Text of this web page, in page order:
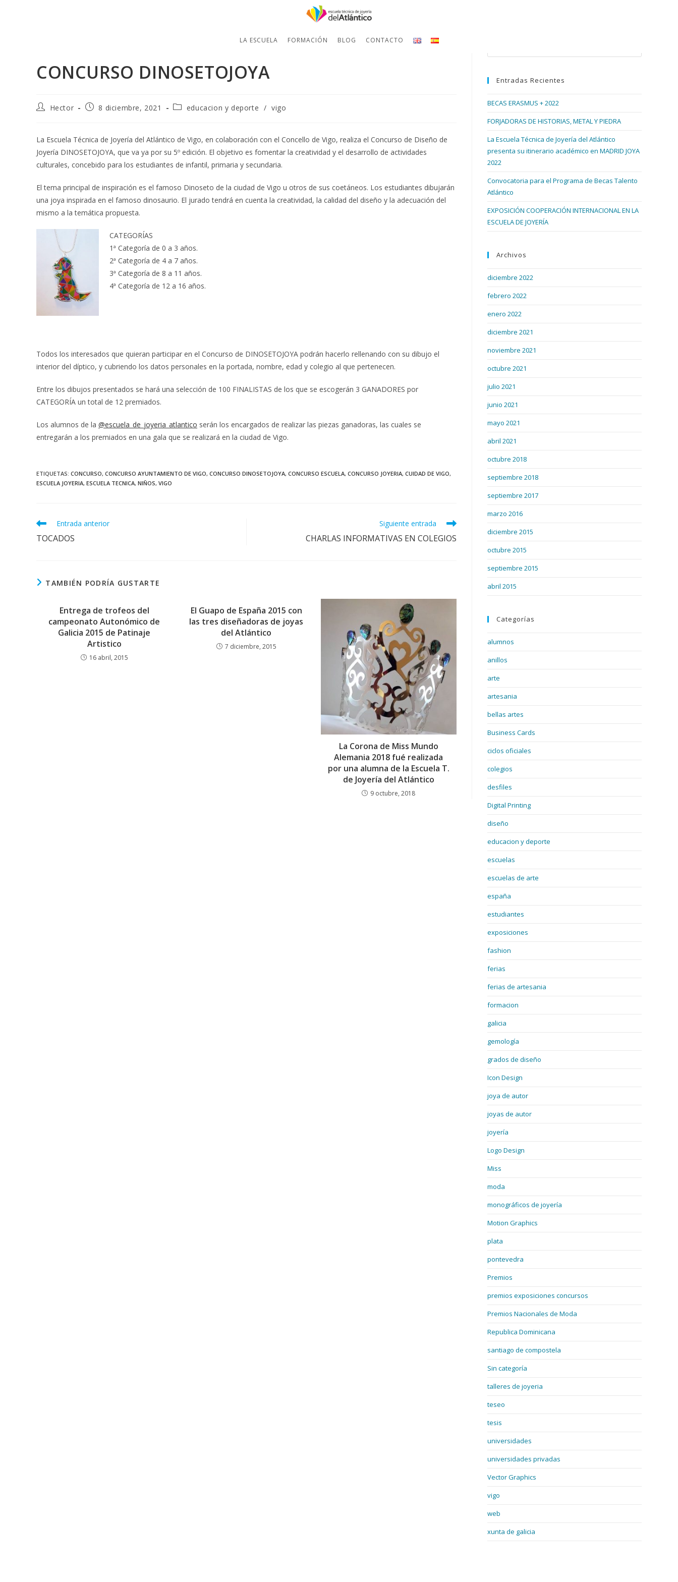
LA ESCUELA FORMACIÓN BLOG CONTACTO
CONCURSO DINOSETOJOYA
Autor
entrada:
Hector
Publicación
entrada:
8 diciembre, 2021
Categoría
entrada:
educacion y deporte / vigo
La Escuela Técnica de Joyería del Atlántico de Vigo, en colaboración con el Concello de Vigo, realiza el Concurso de Diseño de
Joyería DINOSETOJOYA, que va ya por su 5º edición. El objetivo es fomentar la creatividad y el desarrollo de actividades
culturales, concebido para los estudiantes de infantil, primaria y secundaria.
El tema principal de inspiración es el famoso Dinoseto de la ciudad de Vigo u otros de sus coetáneos. Los estudiantes dibujarán
una joya inspirada en el famoso dinosaurio. El jurado tendrá en cuenta la creatividad, la calidad del diseño y la adecuación del
mismo a la temática propuesta.
CATEGORÍAS
1ª Categoría de 0 a 3 años.
2ª Categoría de 4 a 7 años.
3ª Categoría de 8 a 11 años.
4ª Categoría de 12 a 16 años.
Todos los interesados que quieran participar en el Concurso de DINOSETOJOYA podrán hacerlo rellenando con su dibujo el
interior del díptico, y cubriendo los datos personales en la portada, nombre, edad y colegio al que pertenecen.
Entre los dibujos presentados se hará una selección de 100 FINALISTAS de los que se escogerán 3 GANADORES por
CATEGORÍA un total de 12 premiados.
Los alumnos de la @escuela_de_joyeria_atlantico serán los encargados de realizar las piezas ganadoras, las cuales se
entregarán a los premiados en una gala que se realizará en la ciudad de Vigo.
ETIQUETAS: CONCURSO, CONCURSO AYUNTAMIENTO DE VIGO, CONCURSO DINOSETOJOYA, CONCURSO ESCUELA, CONCURSO JOYERIA, CUIDAD DE VIGO,
ESCUELA JOYERIA, ESCUELA TECNICA, NIÑOS, VIGO
Leer
artículos
Entrada anterior
TOCADOS
Siguiente entrada
CHARLAS INFORMATIVAS EN COLEGIOS
TAMBIÉN PODRÍA GUSTARTE
Entrega de trofeos del
campeonato Autonómico de
Galicia 2015 de Patinaje
Artistico
16 abril, 2015
El Guapo de España 2015 con
las tres diseñadoras de joyas
del Atlántico
7 diciembre, 2015
La Corona de Miss Mundo
Alemania 2018 fué realizada
por una alumna de la Escuela T.
de Joyería del Atlántico
9 octubre, 2018
Escape
Entradas Recientes
BECAS ERASMUS + 2022
FORJADORAS DE HISTORIAS, METAL Y PIEDRA
La Escuela Técnica de Joyería del Atlántico
presenta su itinerario académico en MADRID JOYA
2022
Convocatoria para el Programa de Becas Talento
Atlántico
EXPOSICIÓN COOPERACIÓN INTERNACIONAL EN LA
ESCUELA DE JOYERÍA
Archivos
diciembre 2022
febrero 2022
enero 2022
diciembre 2021
noviembre 2021
octubre 2021
julio 2021
junio 2021
mayo 2021
abril 2021
octubre 2018
septiembre 2018
septiembre 2017
marzo 2016
diciembre 2015
octubre 2015
septiembre 2015
abril 2015
Categorías
alumnos
anillos
arte
artesania
bellas artes
Business Cards
ciclos oficiales
colegios
desfiles
Digital Printing
diseño
educacion y deporte
escuelas
escuelas de arte
españa
estudiantes
exposiciones
fashion
ferias
ferias de artesania
formacion
galicia
gemología
grados de diseño
Icon Design
joya de autor
joyas de autor
joyería
Logo Design
Miss
moda
monográficos de joyería
Motion Graphics
plata
pontevedra
Premios
premios exposiciones concursos
Premios Nacionales de Moda
Republica Dominicana
santiago de compostela
Sin categoría
talleres de joyeria
teseo
tesis
universidades
universidades privadas
Vector Graphics
vigo
web
xunta de galicia